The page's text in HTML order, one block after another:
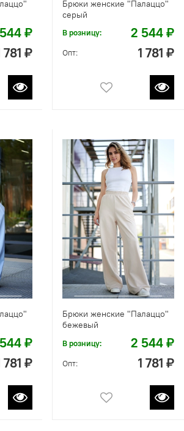
₽
781 ₽
Брюки женские "Палаццо"
серый
В розницу: 2 544 ₽
Опт: 1 781 ₽
₽
781 ₽
Брюки женские "Палаццо"
бежевый
В розницу: 2 544 ₽
Опт: 1 781 ₽